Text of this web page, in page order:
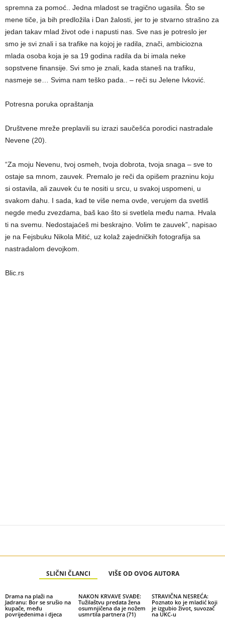
spremna za pomoć.. Jedna mladost se tragično ugasila. Što se
mene tiče, ja bih predložila i Dan žalosti, jer to je stvarno strašno za
jedan takav mlad život ode i napusti nas. Sve nas je potreslo jer
smo je svi znali i sa trafike na kojoj je radila, znači, ambiciozna
mlada osoba koja je sa 19 godina radila da bi imala neke
sopstvene finansije. Svi smo je znali, kada staneš na trafiku,
nasmeje se… Svima nam teško pada.. – reči su Jelene Ivković.
Potresna poruka opraštanja
Društvene mreže preplavili su izrazi saučešća porodici nastradale
Nevene (20).
“Za moju Nevenu, tvoj osmeh, tvoja dobrota, tvoja snaga – sve to
ostaje sa mnom, zauvek. Premalo je reči da opišem prazninu koju
si ostavila, ali zauvek ću te nositi u srcu, u svakoj uspomeni, u
svakom dahu. I sada, kad te više nema ovde, verujem da svetliš
negde među zvezdama, baš kao što si svetlela među nama. Hvala
ti na svemu. Nedostajaćeš mi beskrajno. Volim te zauvek”, napisao
je na Fejsbuku Nikola Mitić, uz kolaž zajedničkih fotografija sa
nastradalom devojkom.
Blic.rs
SLIČNI ČLANCI VIŠE OD OVOG AUTORA
Drama na plaži na
Jadranu: Bor se srušio na
kupače, među
povrijeđenima i djeca
NAKON KRVAVE SVAĐE:
Tužilaštvu predata žena
osumnjičena da je nožem
usmrtila partnera (71)
STRAVIČNA NESREĆA:
Poznato ko je mladić koji
je izgubio život, suvozač
na UKC-u